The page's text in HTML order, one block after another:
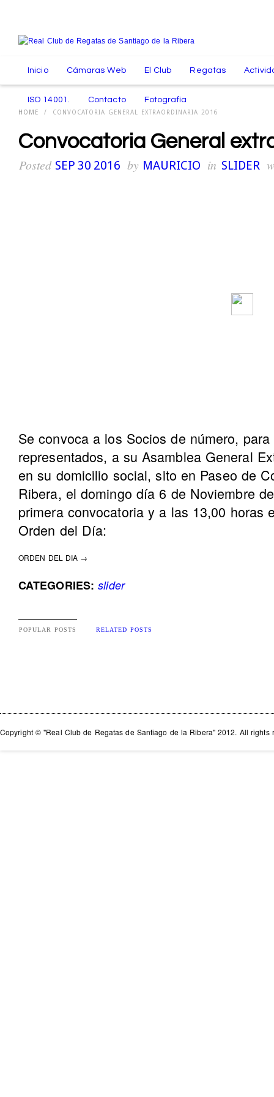
Inicio Cámaras Web El Club Regatas
ISO 14001. Contacto Fotografía
HOME / CONVOCATORIA GENERAL EXTRAORDINARIA 2016
Convocatoria General
Posted SEP 30 2016 by MAURICIO in SLIDER
Se convoca a los Socios de número,
representados, a su Asamblea General
en su domicilio social, sito en Paseo de
Ribera, el domingo día 6 de Noviembre
primera convocatoria y a las 13,00 horas
Orden del Día:
ORDEN DEL DIA →
CATEGORIES: slider
POPULAR POSTS RELATED POSTS
Copyright © "Real Club de Regatas de Santiago de la Ribera" 2012. All rights